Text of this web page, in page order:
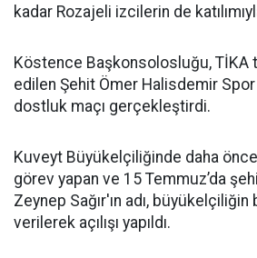
kadar Rozajeli izcilerin de
Köstence Başkonsolosluğu, TİKA
edilen Şehit Ömer Halisdemir
dostluk maçı gerçekleştirdi.
Kuveyt Büyükelçiliğinde daha
görev yapan ve 15 Temmuz’da
Zeynep Sağır'ın adı,
verilerek açılışı yapıldı.